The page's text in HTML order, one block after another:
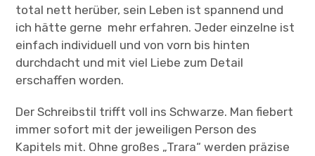
total nett herüber, sein Leben ist spannend und
ich hätte gerne mehr erfahren. Jeder einzelne ist
einfach individuell und von vorn bis hinten
durchdacht und mit viel Liebe zum Detail
erschaffen worden.
Der Schreibstil trifft voll ins Schwarze. Man fiebert
immer sofort mit der jeweiligen Person des
Kapitels mit. Ohne großes „Trara“ werden präzise